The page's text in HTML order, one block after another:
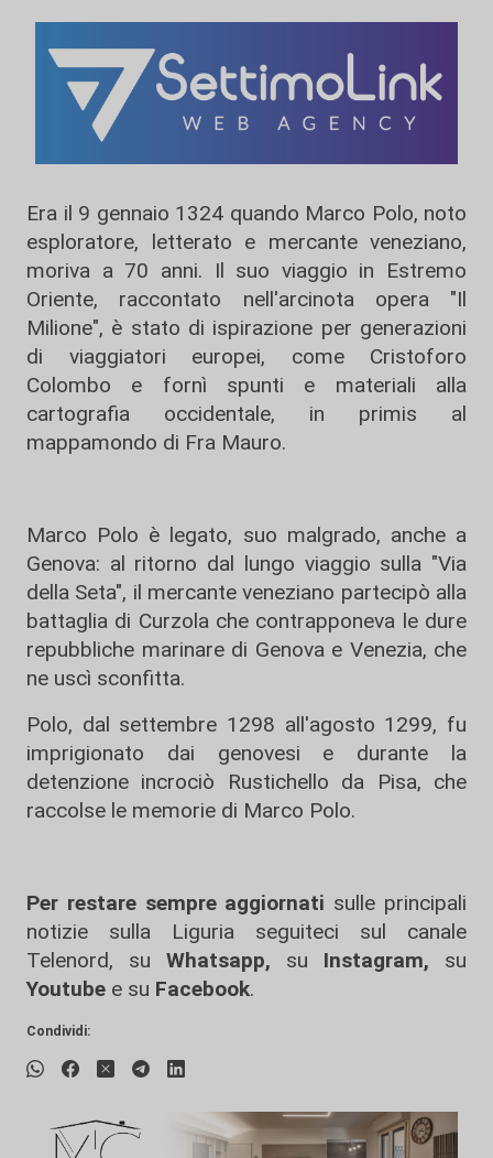
Era il 9 gennaio 1324 quando Marco Polo, noto
esploratore, letterato e mercante veneziano,
moriva a 70 anni. Il suo viaggio in Estremo
Oriente, raccontato nell'arcinota opera "Il
Milione", è stato di ispirazione per generazioni
di viaggiatori europei, come Cristoforo
Colombo e fornì spunti e materiali alla
cartografia occidentale, in primis al
mappamondo di Fra Mauro.
Marco Polo è legato, suo malgrado, anche a
Genova: al ritorno dal lungo viaggio sulla "Via
della Seta", il mercante veneziano partecipò alla
battaglia di Curzola che contrapponeva le dure
repubbliche marinare di Genova e Venezia, che
ne uscì sconfitta.
Polo, dal settembre 1298 all'agosto 1299, fu
imprigionato dai genovesi e durante la
detenzione incrociò Rustichello da Pisa, che
raccolse le memorie di Marco Polo.
Per restare sempre aggiornati sulle principali
notizie sulla Liguria seguiteci sul canale
Telenord, su
Whatsapp, su Instagram, su
Youtube e su Facebook.
Condividi: